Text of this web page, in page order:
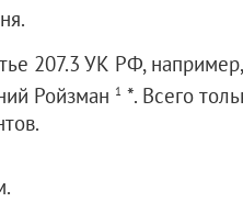
207.3 УК РФ,
Ройзман 1 *. Всего